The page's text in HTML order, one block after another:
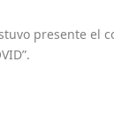
presente el